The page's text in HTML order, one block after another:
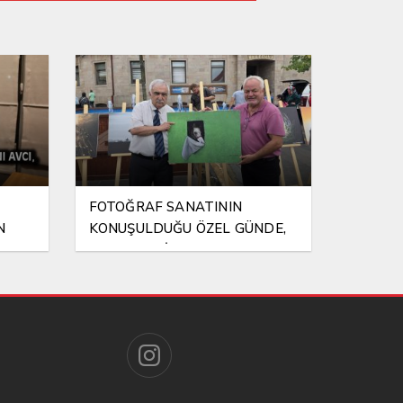
EL
FOTOĞRAF SANATININ
KONUŞULDUĞU ÖZEL GÜNDE,
ANLAMLI BİR VEFA